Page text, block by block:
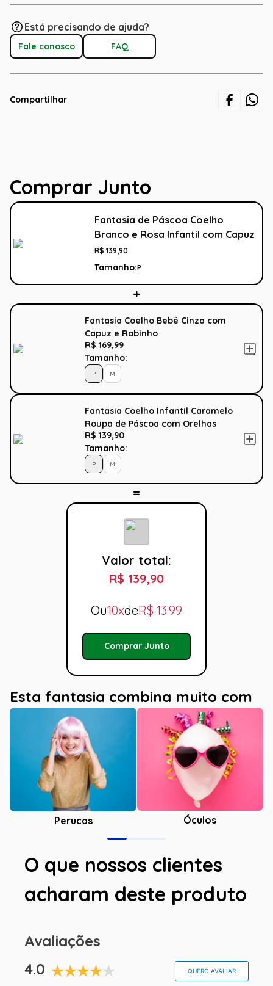
Está precisando de ajuda?
Fale conosco FAQ
Compartilhar
Comprar Junto
Fantasia de Páscoa Coelho
Branco e Rosa Infantil com Capuz
R$ 139,90
Tamanho:P
Fantasia Coelho Bebê Cinza com
Capuz e Rabinho
R$ 169,99
Tamanho:
P M
Fantasia Coelho Infantil Caramelo
Roupa de Páscoa com Orelhas
R$ 139,90
Tamanho:
P M
Valor total:
R$ 139,90
Ou10xdeR$ 13.99
Comprar Junto
Esta fantasia combina muito com
Perucas Óculos
O que nossos clientes
acharam deste produto
Avaliações
4.0
QUERO AVALIAR